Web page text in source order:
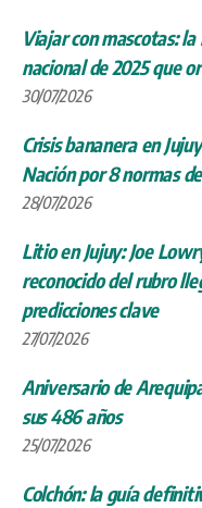
Viajar con mascotas:
nacional de 2025 que
30/07/2026
Crisis bananera en
Nación por 8 normas
28/07/2026
Litio en Jujuy: Joe
reconocido del rubro
predicciones clave
27/07/2026
Aniversario de
sus 486 años
25/07/2026
Colchón: la guía